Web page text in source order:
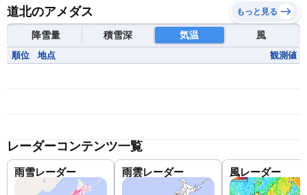
道北のアメダス もっと見る
降雪量 積雪深 気温 風
順位 地点 観測値
レーダーコンテンツ一覧
雨雪レーダー 雨雲レーダー 風レーダー